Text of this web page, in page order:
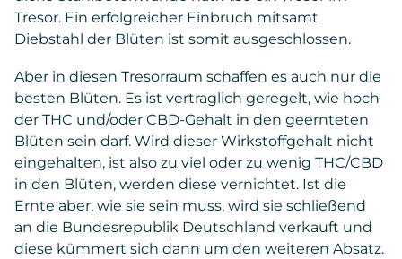
Tresor. Ein erfolgreicher Einbruch mitsamt
Diebstahl der Blüten ist somit ausgeschlossen.
Aber in diesen Tresorraum schaffen es auch nur die
besten Blüten. Es ist vertraglich geregelt, wie hoch
der THC und/oder CBD-Gehalt in den geernteten
Blüten sein darf. Wird dieser Wirkstoffgehalt nicht
eingehalten, ist also zu viel oder zu wenig THC/CBD
in den Blüten, werden diese vernichtet. Ist die
Ernte aber, wie sie sein muss, wird sie schließend
an die Bundesrepublik Deutschland verkauft und
diese kümmert sich dann um den weiteren Absatz.